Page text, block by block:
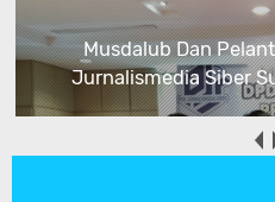
Musdalub Dan
Jurnalismedia Siber